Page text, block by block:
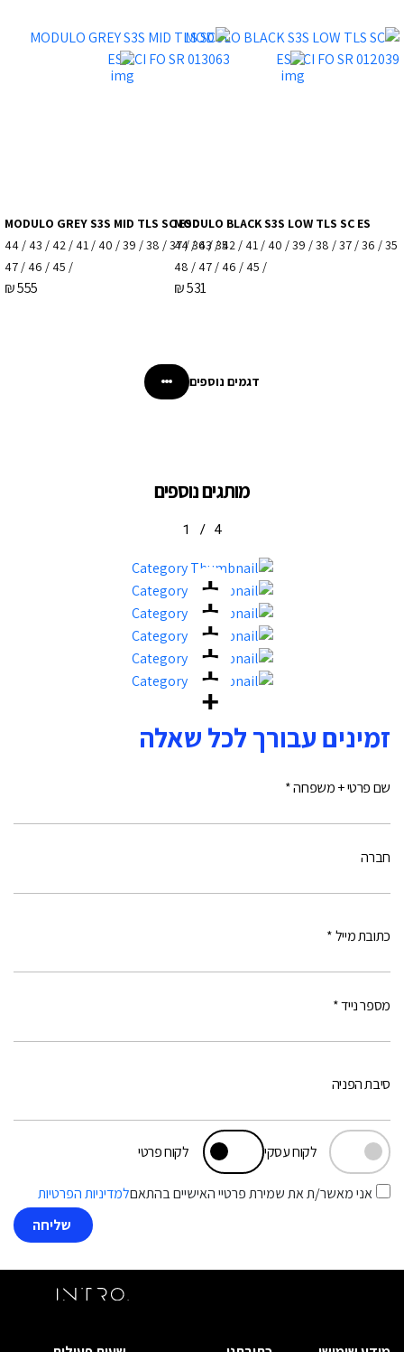
MODULO BLACK S3S LOW TLS SC ES
35 / 36 / 37 / 38 / 39 / 40 / 41 / 42 / 43 / 44
/ 45 / 46 / 47 / 48
531
₪
MODULO GREY S3S MID TLS SC ESD
35 / 36 / 37 / 38 / 39 / 40 / 41 / 42 / 43 / 44
/ 45 / 46 / 47
555
₪
דגמים נוספים
מותגים נוספים
4
/
1
זמינים עבורך לכל שאלה
שם פרטי + משפחה *
חברה
כתובת מייל *
מספר נייד *
לקוח עסקי לקוח פרטי
סיבת הפניה
אני מאשר/ת את שמירת פרטיי האישיים בהתאםלמדיניות הפרטיות